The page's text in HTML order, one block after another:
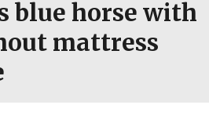
blue horse with
mattress